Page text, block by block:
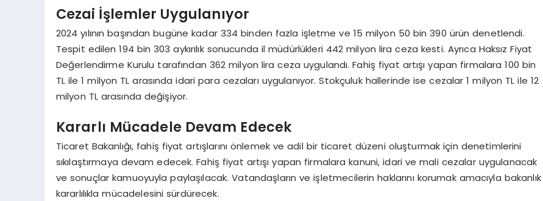
Cezai İşlemler Uygulanıyor
2024 yılının başından bugüne kadar 334 binden fazla işletme ve 15 milyon 50 bin 390 ürün denetlendi.
Tespit edilen 194 bin 303 aykırılık sonucunda il müdürlükleri 442 milyon lira ceza kesti. Ayrıca Haksız Fiyat
Değerlendirme Kurulu tarafından 362 milyon lira ceza uygulandı. Fahiş fiyat artışı yapan firmalara 100 bin
TL ile 1 milyon TL arasında idari para cezaları uygulanıyor. Stokçuluk hallerinde ise cezalar 1 milyon TL ile 12
milyon TL arasında değişiyor.
Kararlı Mücadele Devam Edecek
Ticaret Bakanlığı, fahiş fiyat artışlarını önlemek ve adil bir ticaret düzeni oluşturmak için denetimlerini
sıkılaştırmaya devam edecek. Fahiş fiyat artışı yapan firmalara kanuni, idari ve mali cezalar uygulanacak
ve sonuçlar kamuoyuyla paylaşılacak. Vatandaşların ve işletmecilerin haklarını korumak amacıyla bakanlık
kararlılıkla mücadelesini sürdürecek.